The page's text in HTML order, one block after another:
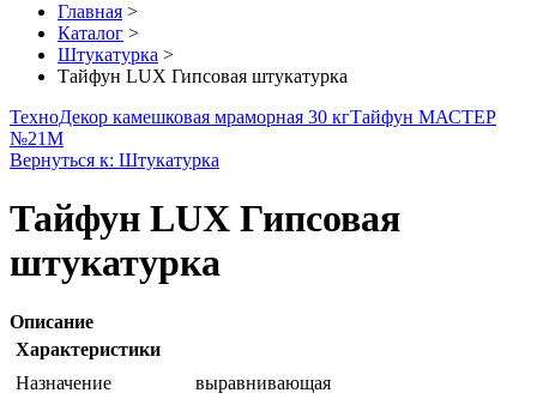
Главная >
Каталог >
Штукатурка >
Тайфун LUX Гипсовая штукатурка
ТехноДекор камешковая мраморная 30 кгТайфун МАСТЕР
№21М
Вернуться к: Штукатурка
Тайфун LUX Гипсовая
штукатурка
Описание
Характеристики
Назначение
выравнивающая